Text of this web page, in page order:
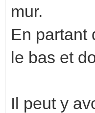
mur.
En partant
le bas et
Il peut y